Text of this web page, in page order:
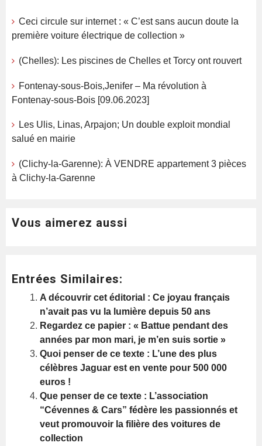
Ceci circule sur internet : « C’est sans aucun doute la
première voiture électrique de collection »
(Chelles): Les piscines de Chelles et Torcy ont rouvert
Fontenay-sous-Bois,Jenifer – Ma révolution à
Fontenay-sous-Bois [09.06.2023]
Les Ulis, Linas, Arpajon; Un double exploit mondial
salué en mairie
(Clichy-la-Garenne): À VENDRE appartement 3 pièces
à Clichy-la-Garenne
Vous aimerez aussi
Entrées Similaires:
A découvrir cet éditorial : Ce joyau français
n’avait pas vu la lumière depuis 50 ans
Regardez ce papier : « Battue pendant des
années par mon mari, je m’en suis sortie »
Quoi penser de ce texte : L’une des plus
célèbres Jaguar est en vente pour 500 000
euros !
Que penser de ce texte : L’association
“Cévennes & Cars” fédère les passionnés et
veut promouvoir la filière des voitures de
collection